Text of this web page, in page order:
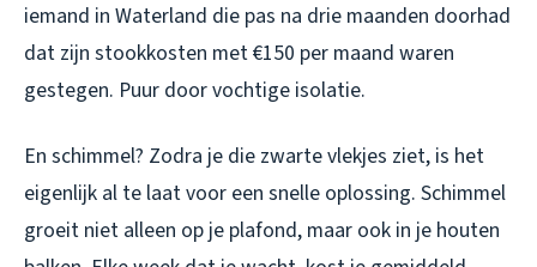
iemand in Waterland die pas na drie maanden doorhad
dat zijn stookkosten met €150 per maand waren
gestegen. Puur door vochtige isolatie.
En schimmel? Zodra je die zwarte vlekjes ziet, is het
eigenlijk al te laat voor een snelle oplossing. Schimmel
groeit niet alleen op je plafond, maar ook in je houten